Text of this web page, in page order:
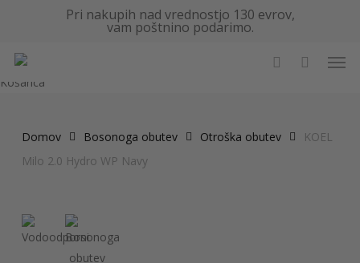
main
Pri nakupih nad vrednostjo 130 evrov,
vam poštnino podarimo.
Košarica
Domov Bosonoga obutev Otroška obutev
KOEL
Milo 2.0 Hydro WP Navy